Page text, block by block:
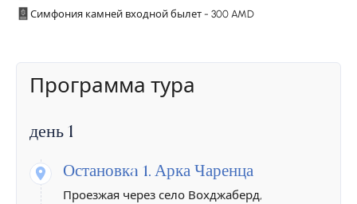
Симфония камней входной былет - 300 AMD
Программа тура
день 1
Остановкa 1. Арка Чаренца
Проезжая через село Вохджаберд,